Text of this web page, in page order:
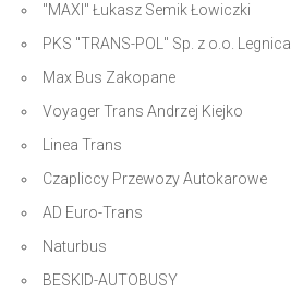
"MAXI" Łukasz Semik Łowiczki
PKS "TRANS-POL" Sp. z o.o. Legnica
Max Bus Zakopane
Voyager Trans Andrzej Kiejko
Linea Trans
Czapliccy Przewozy Autokarowe
AD Euro-Trans
Naturbus
BESKID-AUTOBUSY